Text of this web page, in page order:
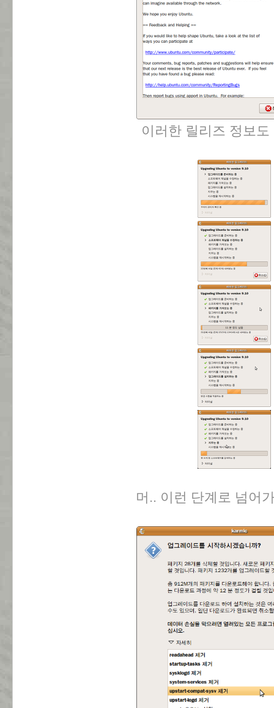
이러한 릴리즈 정보도
머.. 이런 단계로 넘어